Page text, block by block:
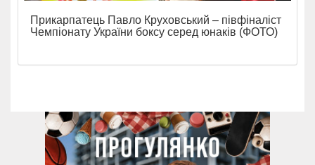
Прикарпатець Павло Круховський – півфіналіст
Чемпіонату України боксу серед юнаків (ФОТО)